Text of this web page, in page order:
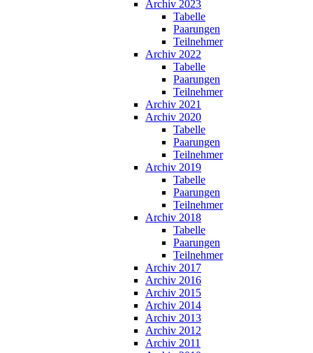
Archiv 2023
Tabelle
Paarungen
Teilnehmer
Archiv 2022
Tabelle
Paarungen
Teilnehmer
Archiv 2021
Archiv 2020
Tabelle
Paarungen
Teilnehmer
Archiv 2019
Tabelle
Paarungen
Teilnehmer
Archiv 2018
Tabelle
Paarungen
Teilnehmer
Archiv 2017
Archiv 2016
Archiv 2015
Archiv 2014
Archiv 2013
Archiv 2012
Archiv 2011